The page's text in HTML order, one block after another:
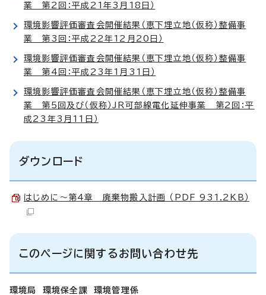
業 第2回：平成21年3月18日）
環境影響評価審査会開催結果（恵下埋立地（仮称）整備事
業 第3回：平成22年12月20日）
環境影響評価審査会開催結果（恵下埋立地（仮称）整備事
業 第4回：平成23年1月31日）
環境影響評価審査会開催結果（恵下埋立地（仮称）整備事
業 第5回及び（仮称）JR可部線電化延伸事業 第2回：平
成23年3月11日）
ダウンロード
はじめに～第4章 廃棄物搬入計画 （PDF 931.2KB）
このページに関するお問い合わせ先
環境局 環境保全課 環境管理係